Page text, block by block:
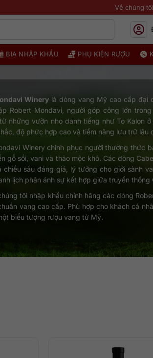
Về chúng tôi
BIA NHẬP KHẨU PHỤ KIỆN RƯỢU
Winerylà dòng vang Mỹ cao cấp đại
Robert Mondavi, người góp công lớn
những vườn nho danh tiếng như To Kalon
độ phức hợp cao và tiềm năng lưu trữ lâu
Winery chinh phục người thưởng thức
gỗ sồi, vani và thảo mộc khô. Các dòng
chiều sâu đáng giá, lý tưởng cho giới sành
lịch phản ánh sự kết hợp giữa truyền
tôi nhập khẩu chính hãng các dòng
vang cao cấp. Phù hợp cho khách cá
biểu tượng rượu vang từ Mỹ.